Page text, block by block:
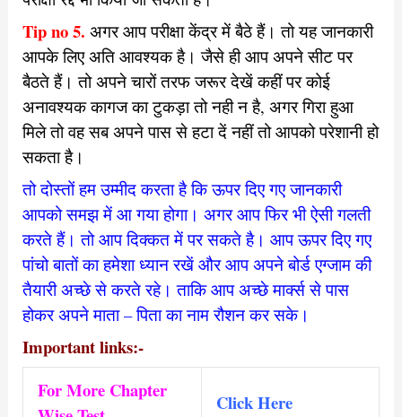
Tip no 5. अगर आप परीक्षा केंद्र में बैठे हैं। तो यह जानकारी
आपके लिए अति आवश्यक है। जैसे ही आप अपने सीट पर
बैठते हैं। तो अपने चारों तरफ जरूर देखें कहीं पर कोई
अनावश्यक कागज का टुकड़ा तो नही न है, अगर गिरा हुआ
मिले तो वह सब अपने पास से हटा दें नहीं तो आपको परेशानी हो
सकता है।
तो दोस्तों हम उम्मीद करता है कि ऊपर दिए गए जानकारी
आपको समझ में आ गया होगा। अगर आप फिर भी ऐसी गलती
करते हैं। तो आप दिक्कत में पर सकते है। आप ऊपर दिए गए
पांचो बातों का हमेशा ध्यान रखें और आप अपने बोर्ड एग्जाम की
तैयारी अच्छे से करते रहे। ताकि आप अच्छे मार्क्स से पास
होकर अपने माता – पिता का नाम रौशन कर सके।
Important links:-
For More Chapter
Click Here